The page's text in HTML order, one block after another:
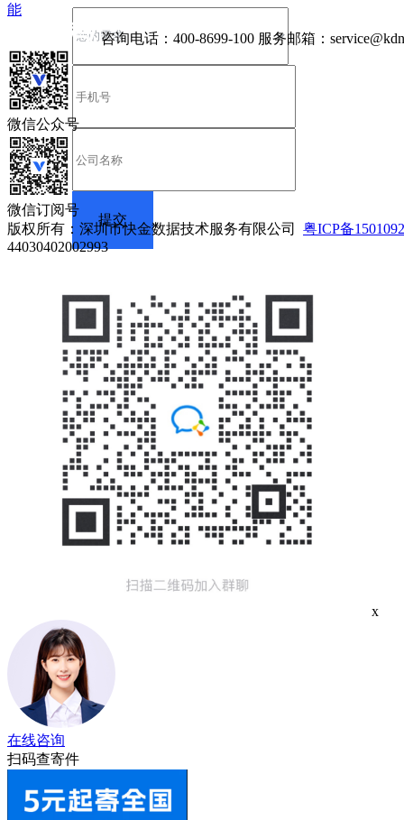
能
咨询电话： 400-8699-100 服务邮箱：
微信公众号
微信订阅号
版权所有：深圳市快金数据技术服务有限公司 粤ICP备
44030402002993
x
在线咨询
扫码查寄件